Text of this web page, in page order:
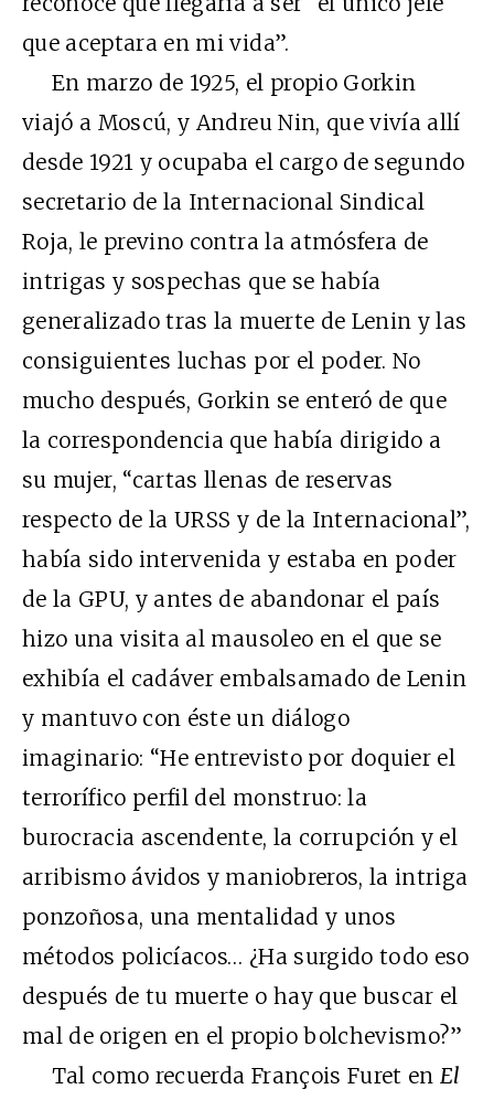
que aceptara en mi vida”.
En marzo de 1925, el propio Gorkin
viajó a Moscú, y Andreu Nin, que vivía allí
desde 1921 y ocupaba el cargo de segundo
secretario de la Internacional Sindical
Roja, le previno contra la atmósfera de
intrigas y sospechas que se había
generalizado tras la muerte de Lenin y las
consiguientes luchas por el poder. No
mucho después, Gorkin se enteró de que
la correspondencia que había dirigido a
su mujer, “cartas llenas de reservas
respecto de la URSS y de la Internacional”,
había sido intervenida y estaba en poder
de la GPU, y antes de abandonar el país
hizo una visita al mausoleo en el que se
exhibía el cadáver embalsamado de Lenin
y mantuvo con éste un diálogo
imaginario: “He entrevisto por doquier el
terrorífico perfil del monstruo: la
burocracia ascendente, la corrupción y el
arribismo ávidos y maniobreros, la intriga
ponzoñosa, una mentalidad y unos
métodos policíacos… ¿Ha surgido todo eso
después de tu muerte o hay que buscar el
mal de origen en el propio bolchevismo?”
Tal como recuerda François Furet enEl